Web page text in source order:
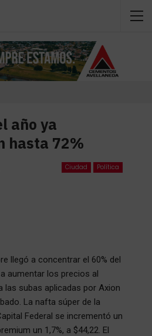
año ya
hasta 72%
Ciudad Política
llegó a concentrar el 60% del
aumentar los precios al
las subas aplicadas por Axion
La nafta súper de la
Federal se incrementó un
un 1,7%, a $44,22. El